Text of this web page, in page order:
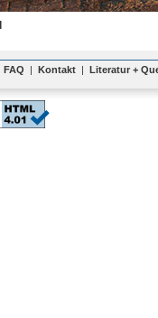
FAQ | Kontakt | Literatur +